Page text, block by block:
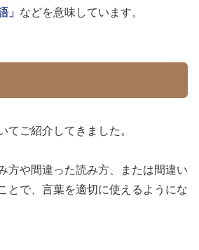
」 などを意味しています。
てご紹介してきました。
方や間違った読み方、または間違い
とで、言葉を適切に使えるようにな